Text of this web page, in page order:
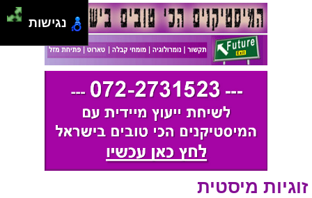
זוגיות מיסטית
נגישות